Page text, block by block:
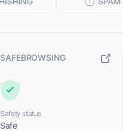
SAFEBROWSING
Safety status
Safe